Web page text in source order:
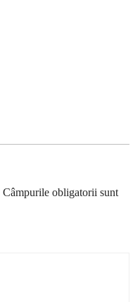
Câmpurile obligatorii sunt